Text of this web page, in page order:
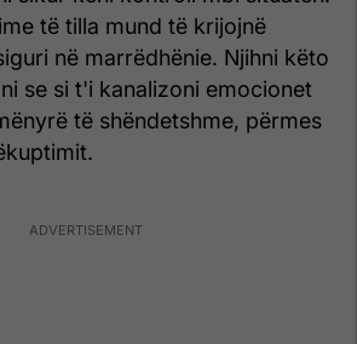
të tilla mund të krijojnë
në marrëdhënie. Njihni këto
se si t'i kanalizoni emocionet
të shëndetshme, përmes